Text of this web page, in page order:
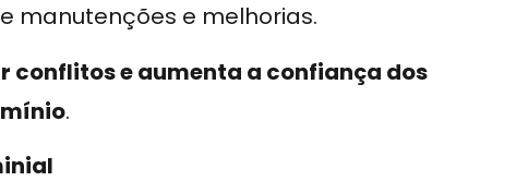
manutenções e melhorias.
conflitos e aumenta a confiança dos
.